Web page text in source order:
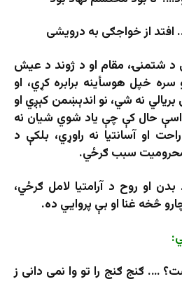
افتد از خواجګی به درویشی
شتمنۍ، مقام او د ژوند د عیش
خپل هوسأینه برابره کړي، او
نه شي، نو اندېښمن کېږي او
حال کې چې ياد شوي شيان نه
او آسانتيا نه راوړي، بلكې د
محروميت سبب ګرځي.
او روح د آرامتیا لامل ګرځي،
څخه غنا او بې پروايي ده.
…. ګنج ګنج را تو وا نمی دانی ز